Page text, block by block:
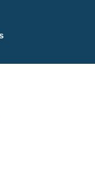
navigation optimale.